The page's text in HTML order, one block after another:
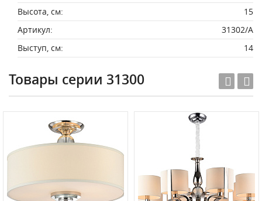
Высота, см:
15
Артикул:
31302/A
Выступ, см:
14
Товары серии 31300